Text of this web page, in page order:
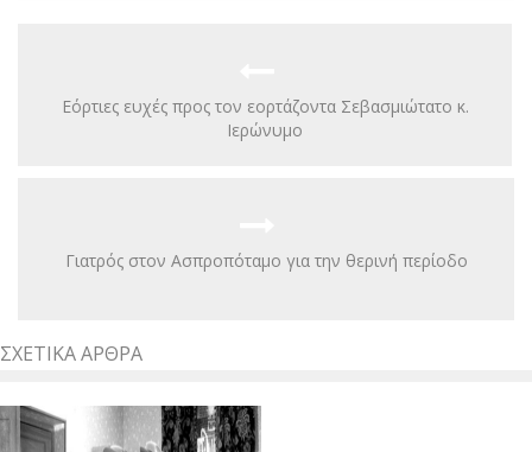
Εόρτιες ευχές προς τον εορτάζοντα Σεβασμιώτατο κ.
Ιερώνυμο
Γιατρός στον Ασπροπόταμο για την θερινή περίοδο
ΣΧΕΤΙΚΆ ΆΡΘΡΑ